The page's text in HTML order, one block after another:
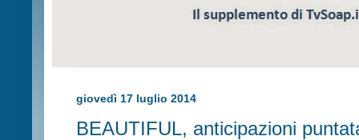
giovedì 17 luglio 2014
BEAUTIFUL, anticipazioni